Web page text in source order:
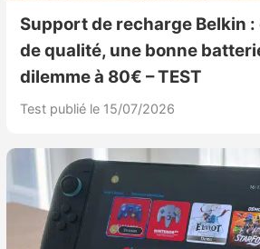
Support de recharge Belkin
de qualité, une bonne
dilemme à 80€ – TEST
Test publié le 15/07/2026